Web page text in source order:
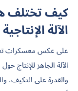
كيف تختلف
الآلة
على عكس معسكرات تعلم
الآلة الجاهز للإنتاجحول
والقدرة على التكيف،